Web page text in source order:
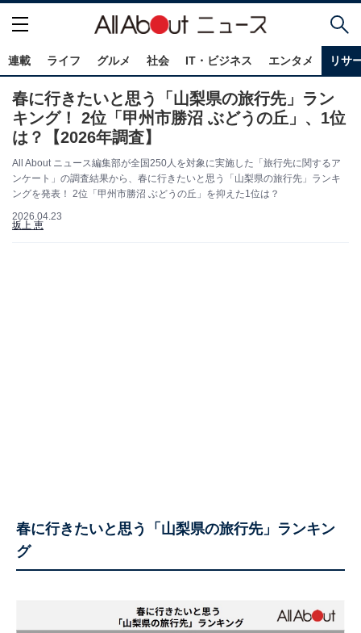
連載 ライフ グルメ 社会 IT・ビジネス エンタメ リサ
春に行きたいと思う「山梨県の旅行先」ラン
キング！ 2位「甲州市勝沼 ぶどうの丘」、1位
は？【2026年調査】
All About ニュース編集部が全国250人を対象に実施した「旅行先に関するア
ンケート」の調査結果から、春に行きたいと思う「山梨県の旅行先」ランキ
ングを発表！ 2位「甲州市勝沼 ぶどうの丘」を抑えた1位は？
2026.04.23
坂上 恵
春に行きたいと思う「山梨県の旅行先」ランキン
グ